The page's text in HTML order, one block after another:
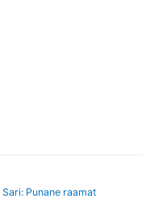
Sari: Punane raamat